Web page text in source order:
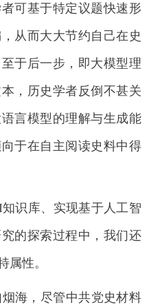
可基于特定议题快速形
从而大大节约自己在史
于后一步，即大模型理
，历史学者反倒不甚关
言模型的理解与生成能
于在自主阅读史料中得
识库、实现基于人工智
的探索过程中，我们还
属性。
海，尽管中共党史材料